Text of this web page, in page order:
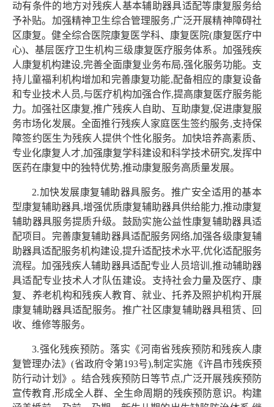
动有条件的地方对残疾人基本辅助器具适配等康复服务给
予补贴。加强精神卫生综合管理服务,广泛开展精神障碍社
区康复。健全综合医院康复医学科、康复医院(康复医疗中
心)、基层医疗卫生机构三级康复 医疗服务体系。加强残疾
人康复机构建设,完善全面康复业务布局,强化服务功能。支
持儿童福利机构增加和完善康复功能,配备相应的康复设备
和专业技术人员,与医疗机构加强合作,提高康复医疗服务能
力。加强社区康复,推广残疾人自助、互助康复,促进康复服
务市场化发展。全面推行残疾人家庭医生签约服务,支持保
障签约医生为残疾人提供个性化服务。加快培养高素质、
专业化康复人才,加强康复学科建设和科学技术研究,发挥中
医药在康复中的独特优势,推动康复服务高质量发展。
2.加快发展康复辅助器具服务。推广安全适用的基本
型康复辅助器具,增强优质康复辅助器具供给能力,推动康复
辅助器具服务提质升级。鼓励实施公益性康复辅助器具适
配项目。完善康复辅助器具适配服务网络,加强各级康复辅
助器具适配服务机构建设,提升适配技术水平,优化适配服务
流程。加强残疾人辅助器具适配专业人员培训,推动辅助器
具适配专业技术人才队伍建设。支持社会力量及医疗、康
复、养老机构和残疾人教育、就业、托养及照护机构开展
康复辅助器具适配服务。推广社区康复辅助器具租赁、回
收、维修等服务。
3.强化残疾预防。落实《河南省残疾预防和残疾人康
复管理办法》(省政府令第193号),制定实施《许昌市残疾预
防行动计划》。结合残疾预防日等节点,广泛开展残疾预防
宣传教育,形成全人群、全生命周期的残疾预防意识。构建